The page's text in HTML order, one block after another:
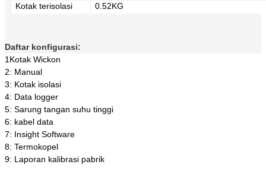
Kotak terisolasi
0.52KG
(mm):L*W*H
Daftar konfigurasi:
1Kotak Wickon
2: Manual
3: Kotak isolasi
4: Data logger
5: Sarung tangan suhu tinggi
6: kabel data
7: Insight Software
8: Termokopel
9: Laporan kalibrasi pabrik